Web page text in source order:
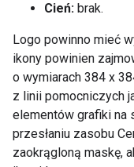
Cień: brak.
Logo powinno mieć
ikony powinien
o wymiarach 384 x
z linii pomocniczych
elementów grafiki na
przesłaniu zasobu
zaokrągloną maskę,